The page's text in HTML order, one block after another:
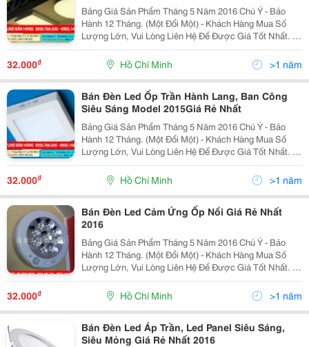
Bảng Giá Sản Phẩm Tháng 5 Năm 2016 Chú Ý - Bảo
Hành 12 Tháng. (Một Đổi Một) - Khách Hàng Mua Số
Lượng Lớn, Vui Lòng Liên Hệ Để Được Giá Tốt Nhất. -
Khách Hàng Ở Tỉnh, Vui Lòng Chuyển Khoản Trước Và
Cung Cấp Nhà Xe Để Giao H
32.000₫ Hồ Chí Minh >1 năm
Bán Đèn Led Ốp Trần Hành Lang, Ban Công
Siêu Sáng Model 2015Giá Rẻ Nhất
Bảng Giá Sản Phẩm Tháng 5 Năm 2016 Chú Ý - Bảo
Hành 12 Tháng. (Một Đổi Một) - Khách Hàng Mua Số
Lượng Lớn, Vui Lòng Liên Hệ Để Được Giá Tốt Nhất. -
Khách Hàng Ở Tỉnh, Vui Lòng Chuyển Khoản Trước Và
Cung Cấp Nhà Xe Để Giao H
32.000₫ Hồ Chí Minh >1 năm
Bán Đèn Led Cảm Ứng Ốp Nổi Giá Rẻ Nhất
2016
Bảng Giá Sản Phẩm Tháng 5 Năm 2016 Chú Ý - Bảo
Hành 12 Tháng. (Một Đổi Một) - Khách Hàng Mua Số
Lượng Lớn, Vui Lòng Liên Hệ Để Được Giá Tốt Nhất. -
Khách Hàng Ở Tỉnh, Vui Lòng Chuyển Khoản Trước Và
Cung Cấp Nhà Xe Để Giao H
32.000₫ Hồ Chí Minh >1 năm
Bán Đèn Led Áp Trần, Led Panel Siêu Sáng,
Siêu Mỏng Giá Rẻ Nhất 2016